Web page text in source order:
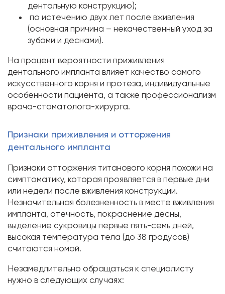
дентальную конструкцию);
по истечению двух лет после вживления
(основная причина – некачественный уход за
зубами и деснами).
На процент вероятности приживления
дентального импланта влияет качество самого
искусственного корня и протеза, индивидуальные
особенности пациента, а также профессионализм
врача-стоматолога-хирурга.
Признаки приживления и отторжения
дентального импланта
Признаки отторжения титанового корня похожи на
симптоматику, которая проявляется в первые дни
или недели после вживления конструкции.
Незначительная болезненность в месте вживления
импланта, отечность, покраснение десны,
выделение сукровицы первые пять-семь дней,
высокая температура тела (до 38 градусов)
считаются номой.
Незамедлительно обращаться к специалисту
нужно в следующих случаях: